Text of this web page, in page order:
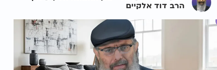
הרב דוד אלקיים